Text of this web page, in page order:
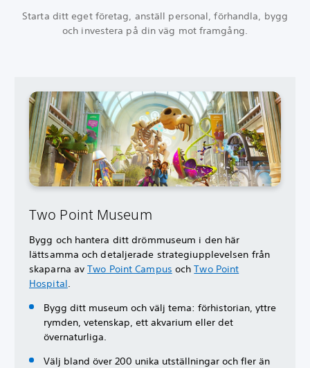
Starta ditt eget företag, anställ personal, förhandla, bygg
och investera på din väg mot framgång.
Two Point Museum
Bygg och hantera ditt drömmuseum i den här
lättsamma och detaljerade strategiupplevelsen från
skaparna avTwo Point Campus ochTwo Point
Hospital.
Bygg ditt museum och välj tema: förhistorian, yttre
rymden, vetenskap, ett akvarium eller det
övernaturliga.
Välj bland över 200 unika utställningar och fler än